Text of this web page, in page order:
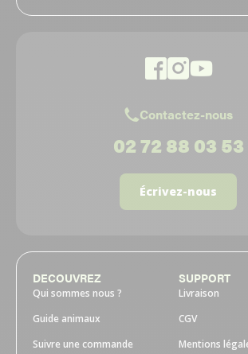
Contactez-nous
02 72 88 03 53
Écrivez-nous
DECOUVREZ
Qui sommes nous ?
Guide animaux
Suivre une commande
SUPPORT
Livraison
CGV
Mentions